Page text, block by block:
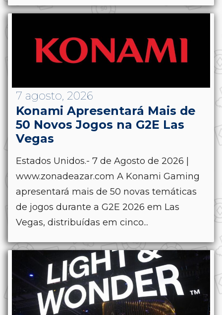
7 agosto, 2026
Konami Apresentará Mais de
50 Novos Jogos na G2E Las
Vegas
Estados Unidos.- 7 de Agosto de 2026 |
www.zonadeazar.com A Konami Gaming
apresentará mais de 50 novas temáticas
de jogos durante a G2E 2026 em Las
Vegas, distribuídas em cinco...